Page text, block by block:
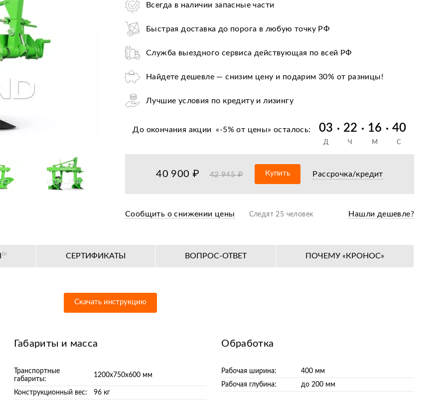
Всегда в наличии запасные части
Быстрая доставка до порога в любую точку РФ
Служба выездного сервиса действующая по всей РФ
Найдете дешевле — снизим цену и подарим 30% от разницы!
Лучшие условия по кредиту и лизингу
Оплата при получении после оформления документов
36+ авторизированных сервисных центров по всей РФ
До окончания акции «-5% от цены» осталось: 03 22 16 39
Д Ч М С
40 900 ₽ 42 945 ₽ Купить Рассрочка/кредит
Сообщить о снижении цены Следят 25 человек Нашли дешевле?
10 СЕРТИФИКАТЫ ВОПРОС-ОТВЕТ ПОЧЕМУ «КРОНОС»
Скачать инструкцию
Габариты и масса
Транспортные
габариты:
1200х750х600 мм
Конструкционный вес: 96 кг
Обработка
Рабочая ширина:
400 мм
Рабочая глубина:
до 200 мм